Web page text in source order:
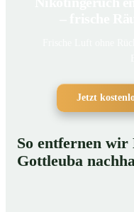
Jetzt
So entfernen
Gottleuba